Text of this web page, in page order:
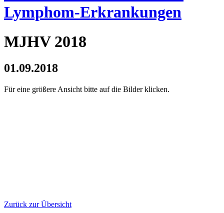
Lymphom-Erkrankungen
MJHV 2018
01.09.2018
Für eine größere Ansicht bitte auf die Bilder klicken.
Zurück zur Übersicht